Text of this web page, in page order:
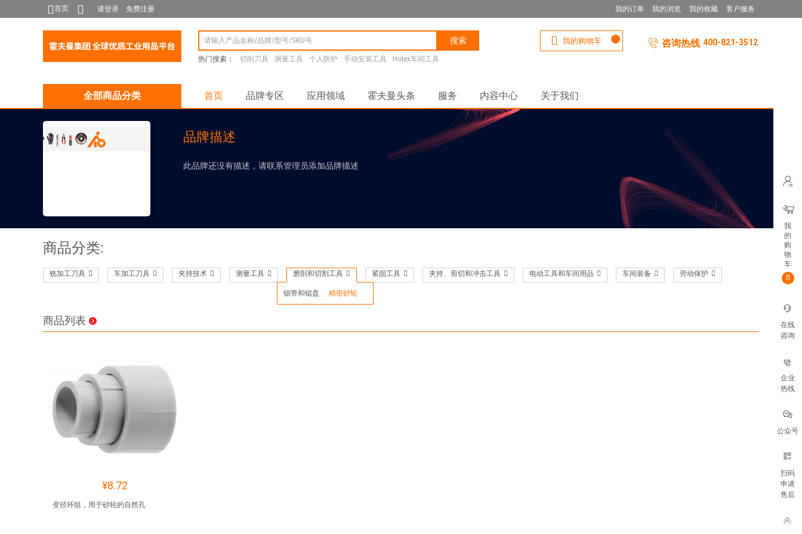
首页 请登录 免费注册 我的订单 我的浏览 我的收藏 客户服务
搜索
热门搜索： 切削刀具 测量工具 个人防护 手动安装工具 Holex车间工具
咨询热线 400-821-3512
我的购物车
全部商品分类 首页 品牌专区 应用领域 霍夫曼头条 服务 内容中心 关于我们
品牌描述
此品牌还没有描述，请联系管理员添加品牌描述
商品分类:
铣加工刀具 车加工刀具 夹持技术 测量工具 磨削和切割工具
锯带和锯盘 精密砂轮
紧固工具 夹持、剪切和冲击工具 电动工具和车间用品 车间装备 劳动保护
商品列表
¥8.72
变径环组，用于砂轮的自然孔
我
的
购
物
车
0
在线
咨询
企业
热线
公众号
扫码
申请
售后